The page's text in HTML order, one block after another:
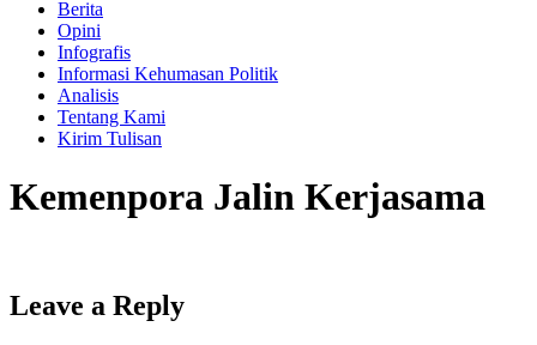
Berita
Opini
Infografis
Informasi Kehumasan Politik
Analisis
Tentang Kami
Kirim Tulisan
Kemenpora Jalin Kerjasama
Leave a Reply